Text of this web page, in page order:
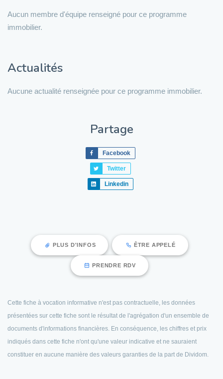
Aucun membre d'équipe renseigné pour ce programme
immobilier.
Actualités
Aucune actualité renseignée pour ce programme immobilier.
Partage
Facebook
Twitter
Linkedin
PLUS D'INFOS ÊTRE APPELÉ
PRENDRE RDV
Cette fiche à vocation informative n'est pas contractuelle, les données
présentées sur cette fiche sont le résultat de l'agrégation d'un ensemble de
documents d'informations financières. En conséquence, les chiffres et prix
indiqués dans cette fiche n'ont qu'une valeur indicative et ne sauraient
constituer en aucune manière des valeurs garanties de la part de Dividom.